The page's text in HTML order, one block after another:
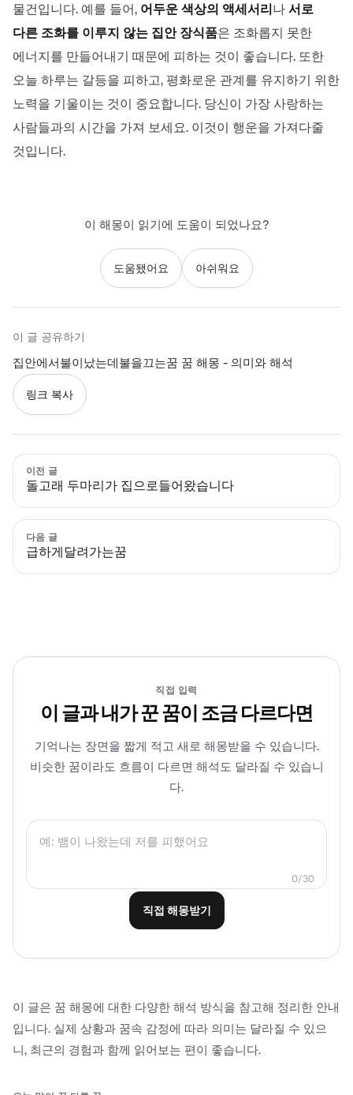
물건입니다. 예를 들어, 어두운 색상의 액세서리나서로
다른 조화를 이루지 않는 집안 장식품은 조화롭지 못한
에너지를 만들어내기 때문에 피하는 것이 좋습니다. 또한
오늘 하루는 갈등을 피하고, 평화로운 관계를 유지하기 위한
노력을 기울이는 것이 중요합니다. 당신이 가장 사랑하는
사람들과의 시간을 가져 보세요. 이것이 행운을 가져다줄
것입니다.
이 해몽이 읽기에 도움이 되었나요?
도움됐어요 아쉬워요
이 글 공유하기
집안에서불이났는데불을끄는꿈 꿈 해몽 - 의미와 해석
링크 복사
이전 글
돌고래 두마리가 집으로들어왔습니다
다음 글
급하게달려가는꿈
직접 입력
이 글과 내가 꾼 꿈이 조금 다르다면
기억나는 장면을 짧게 적고 새로 해몽받을 수 있습니다.
비슷한 꿈이라도 흐름이 다르면 해석도 달라질 수 있습니
다.
0/30
직접 해몽받기
이 글은 꿈 해몽에 대한 다양한 해석 방식을 참고해 정리한 안내
입니다. 실제 상황과 꿈속 감정에 따라 의미는 달라질 수 있으
니, 최근의 경험과 함께 읽어보는 편이 좋습니다.